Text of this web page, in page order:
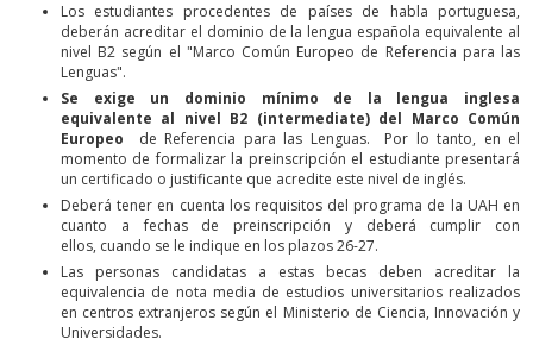
Los estudiantes procedentes de países de habla portuguesa,
deberán acreditar el dominio de la lengua española equivalente al
nivel B2 según el "Marco Común Europeo de Referencia para las
Lenguas".
Se exige un dominio mínimo de la lengua inglesa
equivalente al nivel B2 (intermediate) del Marco Común
Europeo de Referencia para las Lenguas. Por lo tanto, en el
momento de formalizar la preinscripción el estudiante presentará
un certificado o justificante que acredite este nivel de inglés.
Deberá tener en cuenta los requisitos del programa de la UAH en
cuanto a fechas de preinscripción y deberá cumplir con
ellos, cuando se le indique en los plazos 26-27.
Las personas candidatas a estas becas deben acreditar la
equivalencia de nota media de estudios universitarios realizados
en centros extranjeros según el Ministerio de Ciencia, Innovación y
Universidades.